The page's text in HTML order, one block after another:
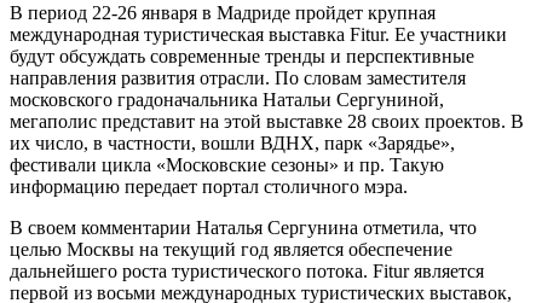
В период 22-26 января в Мадриде пройдет крупная
международная туристическая выставка Fitur. Ее участники
будут обсуждать современные тренды и перспективные
направления развития отрасли. По словам заместителя
московского градоначальника Натальи Сергуниной,
мегаполис представит на этой выставке 28 своих проектов. В
их число, в частности, вошли ВДНХ, парк «Зарядье»,
фестивали цикла «Московские сезоны» и пр. Такую
информацию передает портал столичного мэра.
В своем комментарии Наталья Сергунина отметила, что
целью Москвы на текущий год является обеспечение
дальнейшего роста туристического потока. Fitur является
первой из восьми международных туристических выставок,